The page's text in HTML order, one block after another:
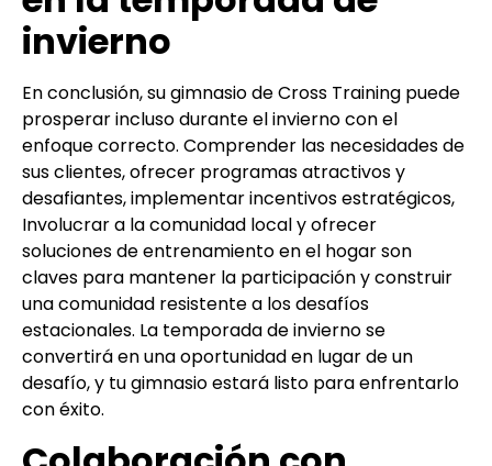
invierno
En conclusión, su gimnasio de Cross Training puede
prosperar incluso durante el invierno con el
enfoque correcto. Comprender las necesidades de
sus clientes, ofrecer programas atractivos y
desafiantes, implementar incentivos estratégicos,
Involucrar a la comunidad local y ofrecer
soluciones de entrenamiento en el hogar son
claves para mantener la participación y construir
una comunidad resistente a los desafíos
estacionales. La temporada de invierno se
convertirá en una oportunidad en lugar de un
desafío, y tu gimnasio estará listo para enfrentarlo
con éxito.